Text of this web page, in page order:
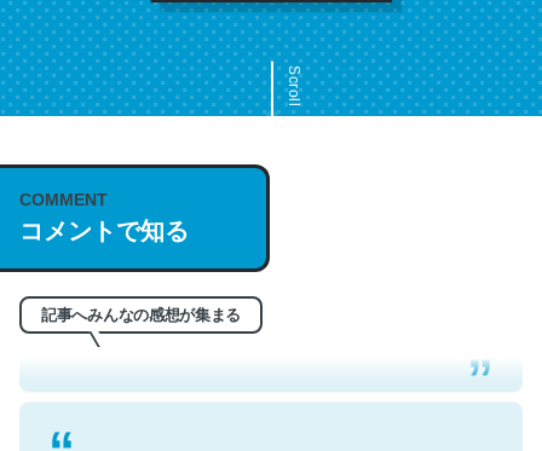
Scroll
COMMENT
コメントで知る
記事へみんなの感想が集まる
これは名文。彼はとてもクレバーなんだろうなと凄く思
う。英語少しでも読める人は原文もお勧め。自分はこの流
れ好き。Let’s Fucking Go. Then Covid hit. Shit.
─今のこの状況が信じられるかい？ by ラーズ・ヌートバー